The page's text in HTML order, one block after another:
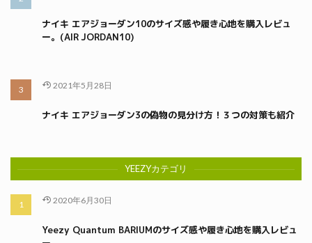
ナイキ エアジョーダン10のサイズ感や履き心地を購入レビュ
ー。(AIR JORDAN10)
2021年5月28日
ナイキ エアジョーダン3の偽物の見分け方！３つの対策も紹介
YEEZYカテゴリ
2020年6月30日
Yeezy Quantum BARIUMのサイズ感や履き心地を購入レビュ